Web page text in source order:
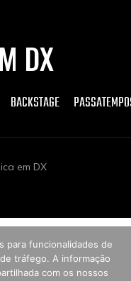
DX
BACKSTAGE
em DX
para funcionalidades de
tráfego. A informação
com os nossos